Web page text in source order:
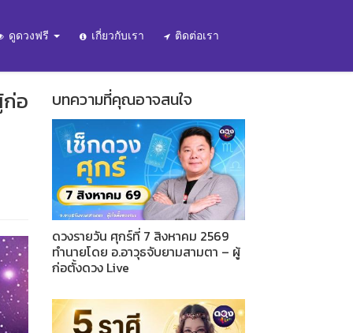
ดูดวงฟรี เกี่ยวกับเรา ติดต่อเรา
อ บทความที่คุณอาจสนใจ
ดวงรายวัน ศุกร์ที่ 7 สิงหาคม 2569
ทำนายโดย อ.อาวุธจับยามสามตา – ผู้
ก่อตั้งดวง Live